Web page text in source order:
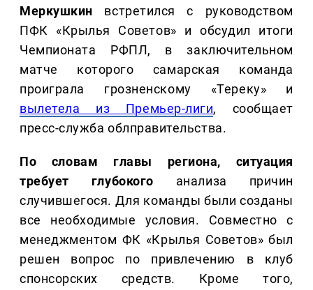
Меркушкин встретился с руководством
ПФК «Крылья Советов» и обсудил итоги
Чемпионата РФПЛ, в заключительном
матче которого самарская команда
проиграла грозненскому «Тереку» и
вылетела из Премьер-лиги, сообщает
пресс-служба облправительства.
По словам главы региона, ситуация
требует глубокого анализа причин
случившегося. Для команды были созданы
все необходимые условия. Совместно с
менеджментом ФК «Крылья Советов» был
решен вопрос по привлечению в клуб
спонсорских средств. Кроме того,